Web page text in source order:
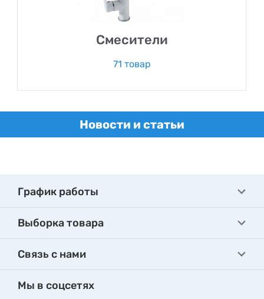
Смесители
71 товар
Новости и статьи
График работы
Выборка товара
Связь с нами
Мы в соцсетях